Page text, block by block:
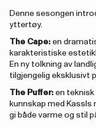
Denne sesongen
yttertøy.
The Cape: en
karakteristiske
En ny tolkning av
tilgjengelig eksklusivt
The Puffer: en
kunnskap med
gi både varme og stil